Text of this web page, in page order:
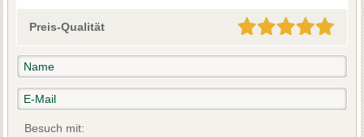
Preis-Qualität
Besuch mit: